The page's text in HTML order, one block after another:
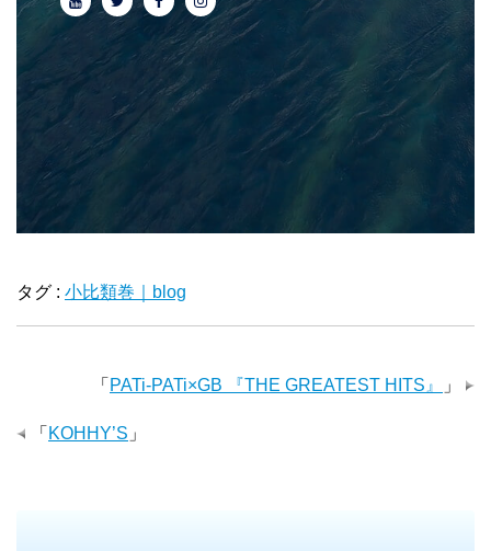
タグ : 小比類巻｜blog
「 PATi-PATi×GB 『THE GREATEST HITS』 」
「 KOHHY’S 」